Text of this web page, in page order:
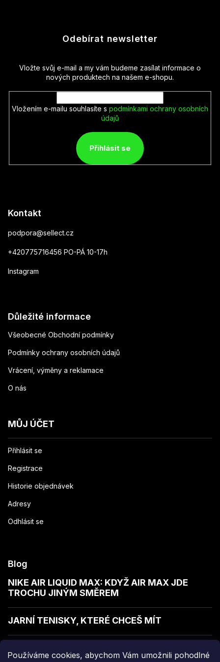
Používáme cookies, abychom Vám umožnili pohodlné
Odebírat newsletter
Vložte svůj e-mail a my vám budeme zasílat informace o
nových produktech na našem e-shopu.
Vložením e-mailu souhlasíte s podmínkami ochrany osobních
údajů
Přihlásit se
Kontakt
podpora@sellect.cz
+420775716456 PO-PÁ 10-17h
Instagram
Důležité informace
Všeobecné Obchodní podmínky
Podmínky ochrany osobních údajů
Vrácení, výměny a reklamace
O nás
MŮJ ÚČET
Přihlásit se
Registrace
Historie objednávek
Adresy
Odhlásit se
Blog
NIKE AIR LIQUID MAX: KDYŽ AIR MAX JDE
TROCHU JINÝM SMĚREM
JARNÍ TENISKY, KTERÉ CHCEŠ MÍT